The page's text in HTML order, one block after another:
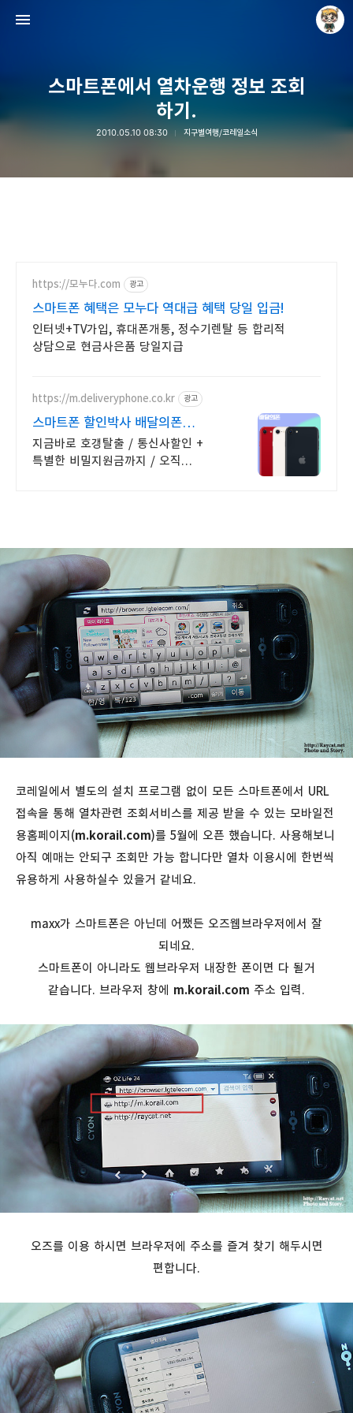
스마트폰에서 열차운행 정보 조회
하기.
2010.05.10 08:30 지구별여행/코레일소식
https://모누다.com 광고
스마트폰 혜택은 모누다 역대급 혜택 당일 입금!
인터넷+TV가입, 휴대폰개통, 정수기렌탈 등 합리적
상담으로 현금사은품 당일지급
https://m.deliveryphone.co.kr 광고
스마트폰 할인박사 배달의폰
Secret 비밀지원금!
지금바로 호갱탈출 / 통신사할인 +
특별한 비밀지원금까지 / 오직
코레일에서 별도의 설치 프로그램 없이 모든 스마트폰에서 URL
접속을 통해 열차관련 조회서비스를 제공 받을 수 있는 모바일전
용홈페이지(m.korail.com)를 5월에 오픈 했습니다. 사용해보니
아직 예매는 안되구 조회만 가능 합니다만 열차 이용시에 한번씩
유용하게 사용하실수 있을거 같네요.
maxx가 스마트폰은 아닌데 어쨌든 오즈웹브라우저에서 잘
되네요.
스마트폰이 아니라도 웹브라우저 내장한 폰이면 다 될거
같습니다. 브라우저 창에 m.korail.com 주소 입력.
오즈를 이용 하시면 브라우저에 주소를 즐겨 찾기 해두시면
편합니다.
Raycat : Photo and Story